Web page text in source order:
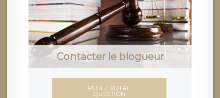
Contacter le blogueur
POSEZ VOTRE
QUESTION